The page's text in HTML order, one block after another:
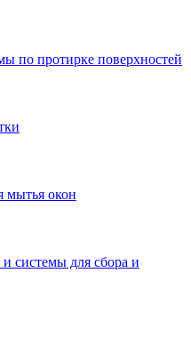
по протирке поверхностей
мытья окон
системы для сбора и